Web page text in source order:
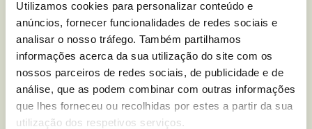
Utilizamos cookies para personalizar conteúdo e
anúncios, fornecer funcionalidades de redes sociais e
analisar o nosso tráfego. Também partilhamos
informações acerca da sua utilização do site com os
nossos parceiros de redes sociais, de publicidade e de
análise, que as podem combinar com outras informações
que lhes forneceu ou recolhidas por estes a partir da sua
utilização dos respetivos serviços.
nutricional sobreBolachas
Maria Integral Bio Organic?
Escreva-nos para